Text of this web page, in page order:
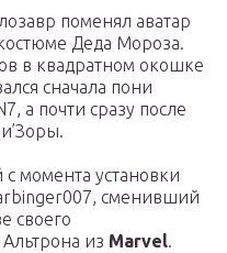
поменял аватар
Деда Мороза.
в квадратном окошке
сначала пони
а почти сразу после
момента установки
сменивший
своего
из Marvel.